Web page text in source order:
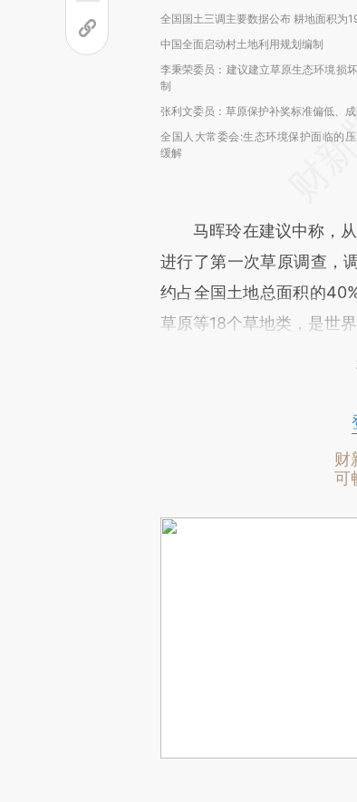
全国国土三调主要数据公布 耕地面积为
中国全面启动村土地利用规划编制
李秉荣委员：建议建立草原生态环境损
制
张利文委员：草原保护补奖标准偏低、
全国人大常委会:生态环境保护面临的
缓解
马晖玲在建议中称，从
进行了第一次草原调查，
约占全国土地总面积的
草原等18个草地类，是世
财
可